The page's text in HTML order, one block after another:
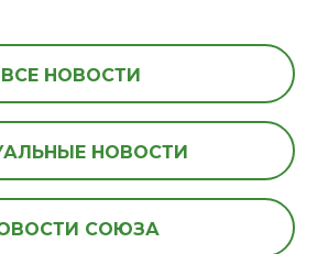
ВСЕ НОВОСТИ
НОВОСТИ
СОЮЗА